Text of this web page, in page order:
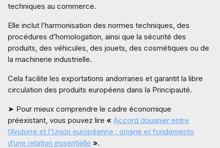
techniques au commerce.
Elle inclut l’harmonisation des normes techniques, des
procédures d’homologation, ainsi que la sécurité des
produits, des véhicules, des jouets, des cosmétiques ou de
la machinerie industrielle.
Cela facilite les exportations andorranes et garantit la libre
circulation des produits européens dans la Principauté.
➤ Pour mieux comprendre le cadre économique
préexistant, vous pouvez lire « Accord douanier entre
l’Andorre et l’Union européenne : origine et fondements
d’une relation essentielle ».